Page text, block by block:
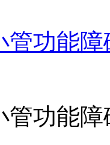
管功能
管功能